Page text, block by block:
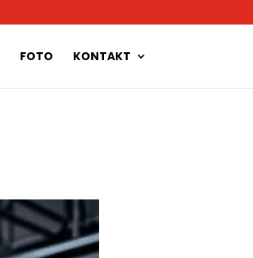
FOTO KONTAKT